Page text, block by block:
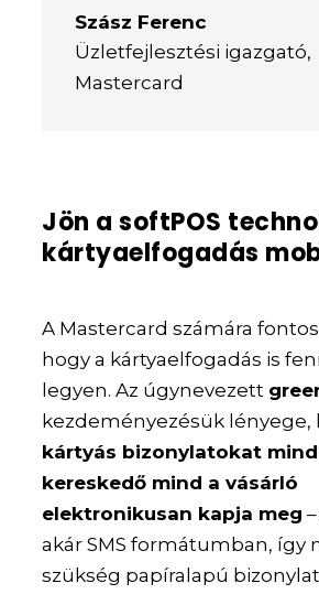
Szász Ferenc
Üzletfejlesztési igazgató,
Mastercard
Jön a softPOS
kártyaelfogadás
A Mastercard számára
hogy a kártyaelfogadás is
legyen. Az úgynevezett
kezdeményezésük lényege,
kártyás bizonylatokat mind
kereskedő mind a vásárló
elektronikusan kapja meg
akár SMS formátumban, így
szükség papíralapú bizonylat